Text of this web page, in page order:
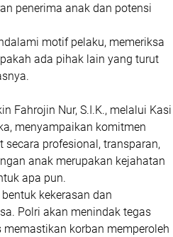
penerima anak dan potensi
motif pelaku, memeriksa
ada pihak lain yang turut
Fahrojin Nur, S.I.K., melalui Kasi
menyampaikan komitmen
profesional, transparan,
anak merupakan kejahatan
apa pun.
kekerasan dan
Polri akan menindak tegas
korban memperoleh